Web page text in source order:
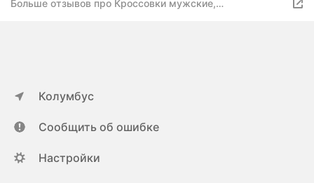
Больше отзывов про Кроссовки мужские,
Колумбус
Сообщить об ошибке
Настройки